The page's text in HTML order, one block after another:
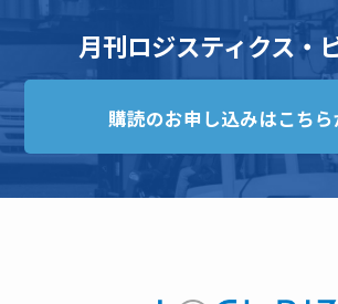
月刊ロジスティクス・
購読のお申し込みはこちら